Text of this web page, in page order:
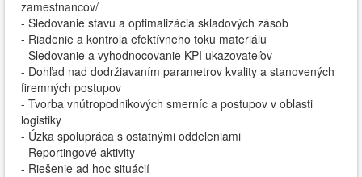
zamestnancov/
- Sledovanie stavu a optimalizácia skladových zásob
- Riadenie a kontrola efektívneho toku materiálu
- Sledovanie a vyhodnocovanie KPI ukazovateľov
- Dohľad nad dodržiavaním parametrov kvality a stanovených
firemných postupov
- Tvorba vnútropodnikových smerníc a postupov v oblasti
logistiky
- Úzka spolupráca s ostatnými oddeleniami
- Reportingové aktivity
- Riešenie ad hoc situácií